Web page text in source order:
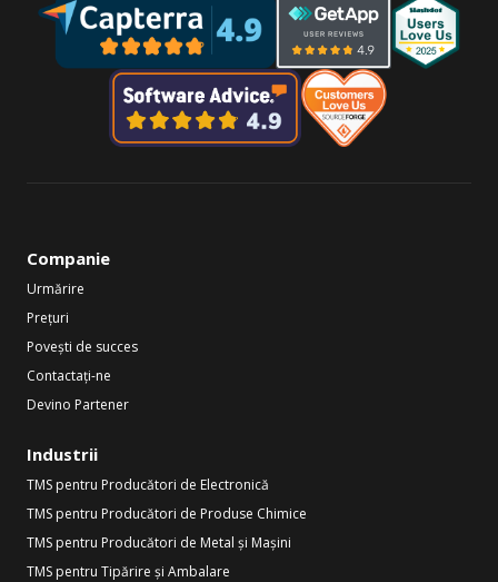
Companie
Urmărire
Prețuri
Povești de succes
Contactați-ne
Devino Partener
Industrii
TMS pentru Producători de Electronică
TMS pentru Producători de Produse Chimice
TMS pentru Producători de Metal și Mașini
TMS pentru Tipărire și Ambalare